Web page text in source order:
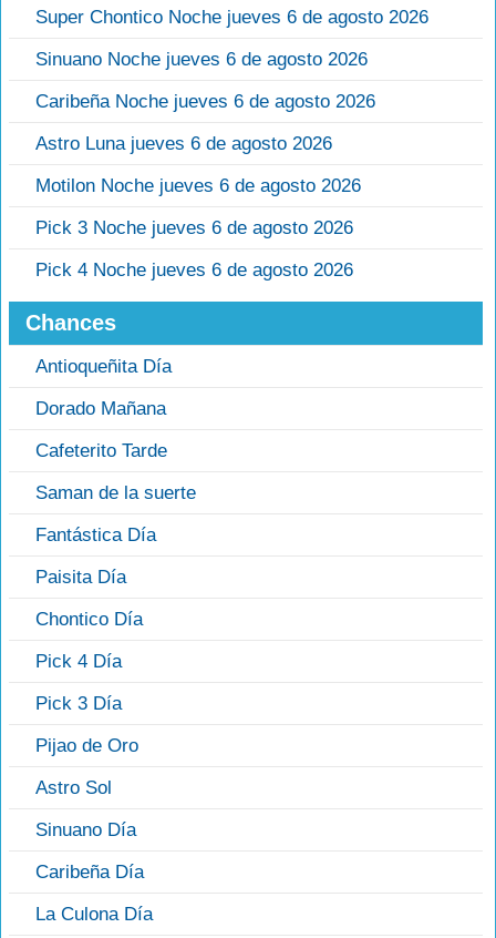
Super Chontico Noche jueves 6 de agosto 2026
Sinuano Noche jueves 6 de agosto 2026
Caribeña Noche jueves 6 de agosto 2026
Astro Luna jueves 6 de agosto 2026
Motilon Noche jueves 6 de agosto 2026
Pick 3 Noche jueves 6 de agosto 2026
Pick 4 Noche jueves 6 de agosto 2026
Chances
Antioqueñita Día
Dorado Mañana
Cafeterito Tarde
Saman de la suerte
Fantástica Día
Paisita Día
Chontico Día
Pick 4 Día
Pick 3 Día
Pijao de Oro
Astro Sol
Sinuano Día
Caribeña Día
La Culona Día